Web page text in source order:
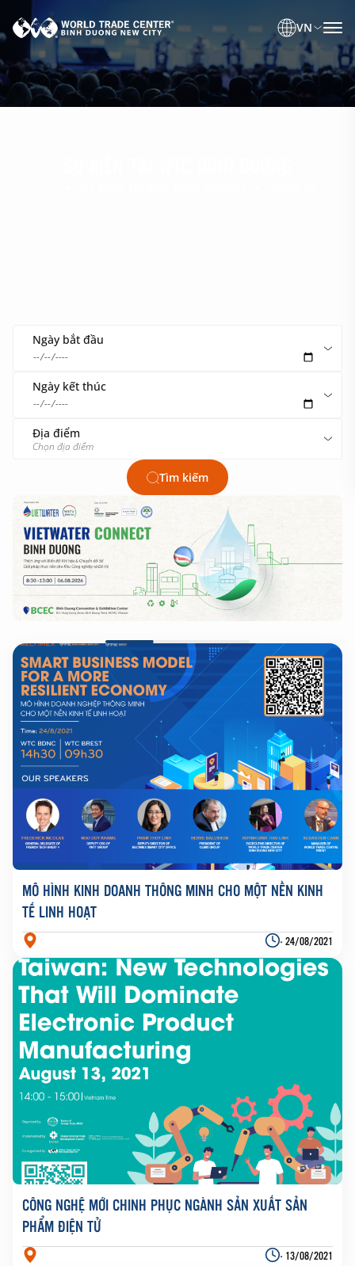
VN
Ngày bắt đầu
Ngày kết thúc
Địa điểm
Chọn địa điểm
Tìm kiếm
MÔ HÌNH KINH DOANH THÔNG MINH CHO MỘT NỀN KINH
TẾ LINH HOẠT
- 24/08/2021
CÔNG NGHỆ MỚI CHINH PHỤC NGÀNH SẢN XUẤT SẢN
PHẨM ĐIỆN TỬ
- 13/08/2021